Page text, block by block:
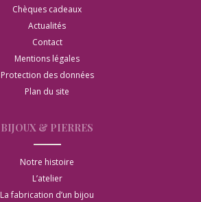
Chèques cadeaux
Actualités
Contact
Mentions légales
Protection des données
Plan du site
BIJOUX & PIERRES
Notre histoire
L’atelier
La fabrication d’un bijou